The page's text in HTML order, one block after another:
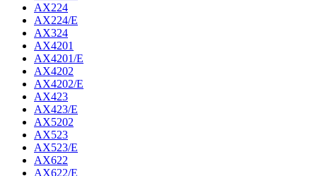
AX224
AX224/E
AX324
AX4201
AX4201/E
AX4202
AX4202/E
AX423
AX423/E
AX5202
AX523
AX523/E
AX622
AX622/E